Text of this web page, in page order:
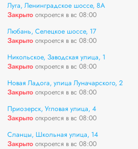
Луга, Ленинградское шоссе, 8А
Закрыто откроется в вс 08:00
Любань, Селецкое шоссе, 17
Закрыто откроется в вс 08:00
Никольское, Заводская улица, 1
Закрыто откроется в вс 08:00
Новая Ладога, улица Луначарского, 2
Закрыто откроется в вс 08:00
Приозерск, Угловая улица, 4
Закрыто откроется в вс 08:00
Сланцы, Школьная улица, 14
Закрыто откроется в вс 08:00